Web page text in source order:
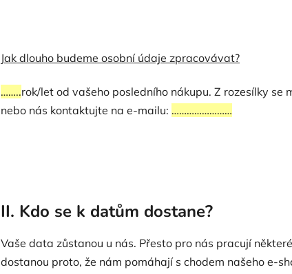
Jak dlouho budeme osobní údaje zpracovávat?
……..rok/let od vašeho posledního nákupu. Z rozesílky
nebo nás kontaktujte na e-mailu: ……………………
II. Kdo se k datům dostane?
Vaše data zůstanou u nás. Přesto pro nás pracují
dostanou proto, že nám pomáhají s chodem našeho e-